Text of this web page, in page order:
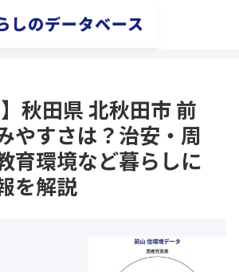
しのデータベース
】秋田県 北秋田市 前
やすさは？治安・周
育環境など暮らしに
を解説